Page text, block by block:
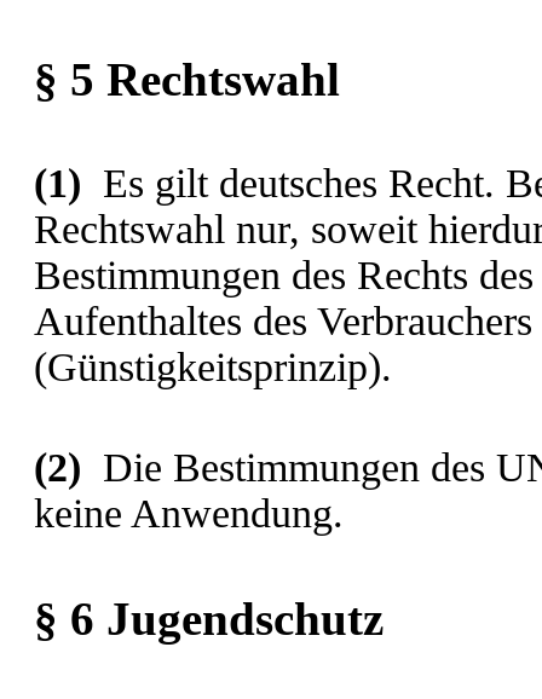
§ 5 Rechtswahl
(1) Es gilt deutsches Recht.
Rechtswahl nur, soweit
Bestimmungen des Rechts
Aufenthaltes des
(Günstigkeitsprinzip).
(2) Die Bestimmungen des
keine Anwendung.
§ 6 Jugendschutz